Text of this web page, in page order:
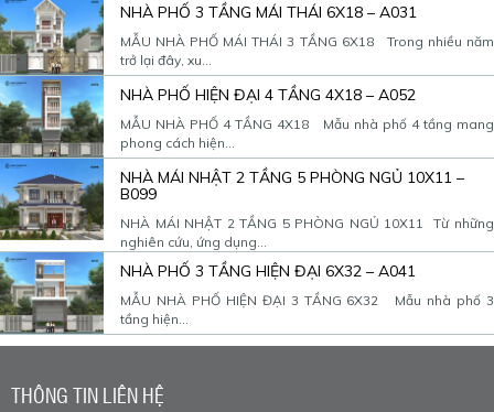
NHÀ PHỐ 3 TẦNG MÁI THÁI 6X18 – A031
MẪU NHÀ PHỐ MÁI THÁI 3 TẦNG 6X18 Trong nhiều năm
trở lại đây, xu...
NHÀ PHỐ HIỆN ĐẠI 4 TẦNG 4X18 – A052
MẪU NHÀ PHỐ 4 TẦNG 4X18 Mẫu nhà phố 4 tầng mang
phong cách hiện...
NHÀ MÁI NHẬT 2 TẦNG 5 PHÒNG NGỦ 10X11 –
B099
NHÀ MÁI NHẬT 2 TẦNG 5 PHÒNG NGỦ 10X11 Từ những
nghiên cứu, ứng dụng...
NHÀ PHỐ 3 TẦNG HIỆN ĐẠI 6X32 – A041
MẪU NHÀ PHỐ HIỆN ĐẠI 3 TẦNG 6X32 Mẫu nhà phố 3
tầng hiện...
THÔNG TIN LIÊN HỆ